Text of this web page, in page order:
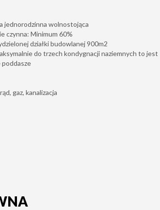
jednorodzinna wolnostojąca
czynna: Minimum 60%
działki budowlanej 900m2
do trzech kondygnacji naziemnych to jest
poddasze
gaz, kanalizacja